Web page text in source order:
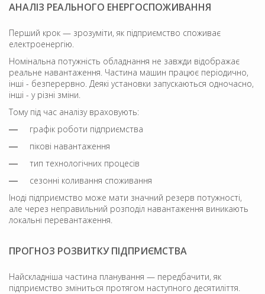
АНАЛІЗ РЕАЛЬНОГО ЕНЕРГОСПОЖИВАННЯ
Перший крок — зрозуміти, як підприємство споживає
електроенергію.
Номінальна потужність обладнання не завжди відображає
реальне навантаження. Частина машин працює періодично,
інші - безперервно. Деякі установки запускаються одночасно,
інші - у різні зміни.
Тому під час аналізу враховують:
графік роботи підприємства
пікові навантаження
тип технологічних процесів
сезонні коливання споживання
Іноді підприємство може мати значний резерв потужності,
але через неправильний розподіл навантаження виникають
локальні перевантаження.
ПРОГНОЗ РОЗВИТКУ ПІДПРИЄМСТВА
Найскладніша частина планування — передбачити, як
підприємство зміниться протягом наступного десятиліття.